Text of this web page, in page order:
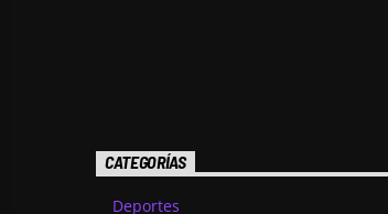
CATEGORÍAS
Deportes